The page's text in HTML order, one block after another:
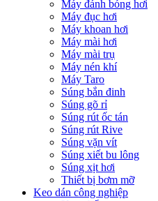
Máy đánh bóng hơi
Máy đục hơi
Máy khoan hơi
Máy mài hơi
Máy mài trụ
Máy nén khí
Máy Taro
Súng bắn đinh
Súng gõ rỉ
Súng rút ốc tán
Súng rút Rive
Súng vặn vít
Súng xiết bu lông
Súng xịt hơi
Thiết bị bơm mỡ
Keo dán công nghiệp